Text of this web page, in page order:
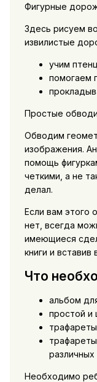
Фигурные
Здесь рисуем
извилистые
учим
помогаем
Простые
Обводим
изображения.
помощь
четкими, а не
делал.
Если вам этого
нет, всегда
имеющиеся
книги и вставив
Что
альбом
простой и
Необходимо